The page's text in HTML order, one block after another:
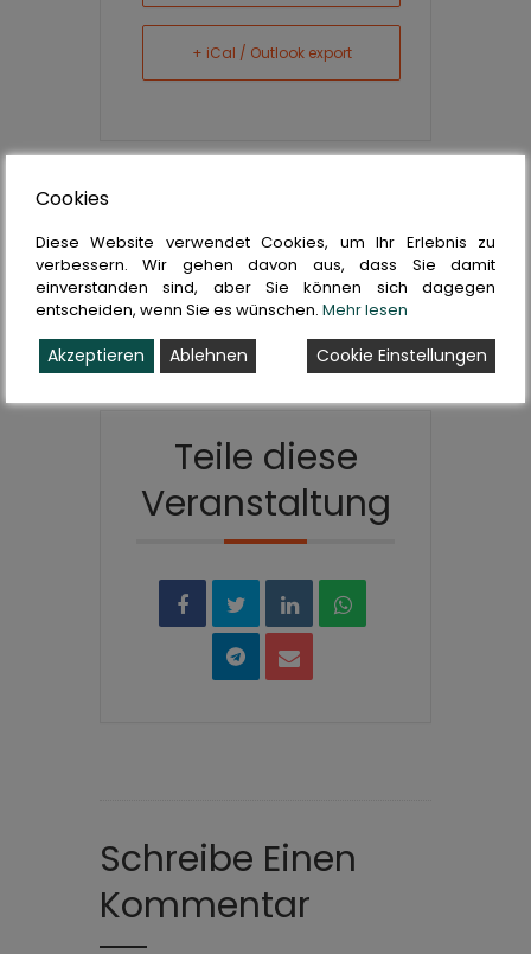
+ iCal / Outlook export
Die
Veranstaltung ist
beendet.
Teile diese
Veranstaltung
Schreibe Einen
Kommentar
Cookies
Diese Website verwendet Cookies, um Ihr Erlebnis zu
verbessern. Wir gehen davon aus, dass Sie damit
einverstanden sind, aber Sie können sich dagegen
entscheiden, wenn Sie es wünschen. Mehr lesen
Akzeptieren Ablehnen Cookie Einstellungen